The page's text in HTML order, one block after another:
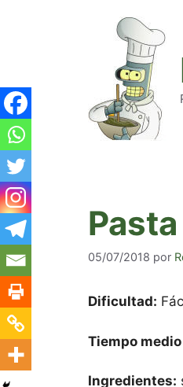
05/07/2018 por
Dificultad:
Tiempo
Ingredientes: